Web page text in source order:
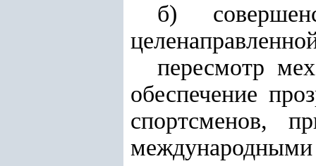
б)
пересмотр
обеспечение
спортсменов,
международными